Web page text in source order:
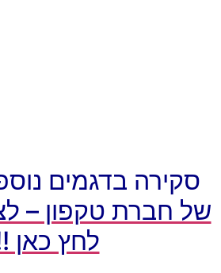
בדגמים
חברת טקפון –
לחץ כאן !!!